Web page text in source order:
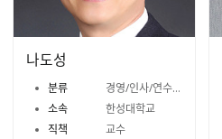
나도성
분류
경영/인사/연수/노무
소속
한성대학교
직책
교수